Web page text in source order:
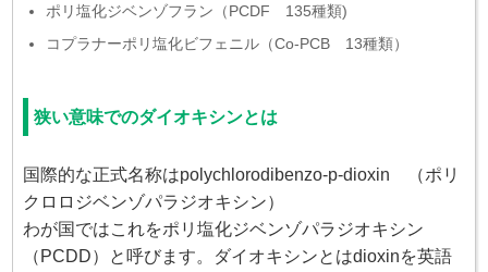
ポリ塩化ジベンゾフラン（PCDF 135種類)
コプラナーポリ塩化ビフェニル（Co-PCB 13種類）
狭い意味でのダイオキシンとは
国際的な正式名称はpolychlorodibenzo-p-dioxin （ポリ
クロロジベンゾパラジオキシン）
わが国ではこれをポリ塩化ジベンゾパラジオキシン
（PCDD）と呼びます。ダイオキシンとはdioxinを英語